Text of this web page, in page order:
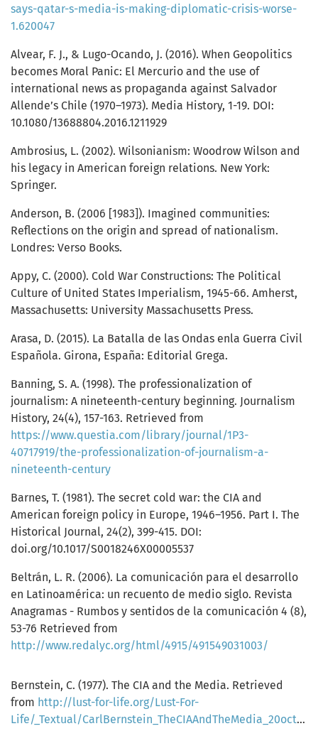
says-qatar-s-media-is-making-diplomatic-crisis-worse-
1.620047
Alvear, F. J., & Lugo-Ocando, J. (2016). When Geopolitics
becomes Moral Panic: El Mercurio and the use of
international news as propaganda against Salvador
Allende’s Chile (1970–1973). Media History, 1-19. DOI:
10.1080/13688804.2016.1211929
Ambrosius, L. (2002). Wilsonianism: Woodrow Wilson and
his legacy in American foreign relations. New York:
Springer.
Anderson, B. (2006 [1983]). Imagined communities:
Reflections on the origin and spread of nationalism.
Londres: Verso Books.
Appy, C. (2000). Cold War Constructions: The Political
Culture of United States Imperialism, 1945-66. Amherst,
Massachusetts: University Massachusetts Press.
Arasa, D. (2015). La Batalla de las Ondas enla Guerra Civil
Española. Girona, España: Editorial Grega.
Banning, S. A. (1998). The professionalization of
journalism: A nineteenth-century beginning. Journalism
History, 24(4), 157-163. Retrieved from
https://www.questia.com/library/journal/1P3-
40717919/the-professionalization-of-journalism-a-
nineteenth-century
Barnes, T. (1981). The secret cold war: the CIA and
American foreign policy in Europe, 1946–1956. Part I. The
Historical Journal, 24(2), 399-415. DOI:
doi.org/10.1017/S0018246X00005537
Beltrán, L. R. (2006). La comunicación para el desarrollo
en Latinoamérica: un recuento de medio siglo. Revista
Anagramas - Rumbos y sentidos de la comunicación 4 (8),
53-76 Retrieved from
http://www.redalyc.org/html/4915/491549031003/
Bernstein, C. (1977). The CIA and the Media. Retrieved
from http://lust-for-life.org/Lust-For-
Life/_Textual/CarlBernstein_TheCIAAndTheMedia_20oct1977_35pp/CarlBernstein_TheCIAAndTheMedia_20oct1977_35pp.pdf